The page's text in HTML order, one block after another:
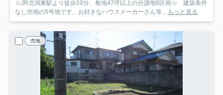
☆JR北鴻巣駅より徒歩10分、敷地47坪以上の分譲地6区画☆ 建築条件
なし売地の5号地です。お好きなハウスメーカーさん等...
もっと見る
売地